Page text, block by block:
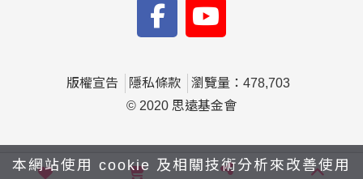
版權宣告 隱私條款
瀏覽量：478,703
© 2020 思遠基金會
本網站使用 cookie 及相關技術分析來改善使用